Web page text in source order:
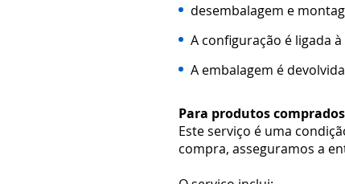
desembalagem e
A configuração é ligada
A embalagem é
Para produtos
Este serviço é uma
compra, asseguramos a